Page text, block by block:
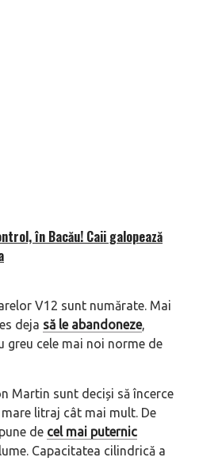
în Bacău! Caii galopează
V12 sunt numărate. Mai
deja să le abandoneze,
greu cele mai noi norme de
Martin sunt deciși să încerce
litraj cât mai mult. De
de cel mai puternic
Capacitatea cilindrică a